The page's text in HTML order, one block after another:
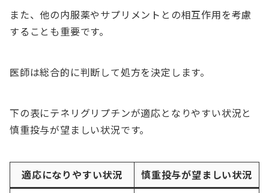
また、他の内服薬やサプリメントとの相互作用を考慮
することも重要です。
医師は総合的に判断して処方を決定します。
下の表にテネリグリプチンが適応となりやすい状況と
慎重投与が望ましい状況です。
適応になりやすい状況
慎重投与が望ましい状況